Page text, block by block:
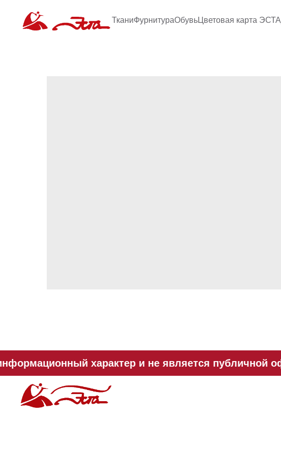
ТканиФурнитураОбувьЦветовая карта ЭСТА
характер и не является публичной